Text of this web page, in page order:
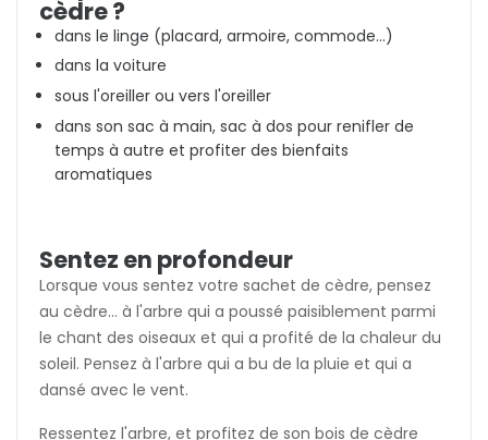
cèdre ?
dans le linge (placard, armoire, commode...)
dans la voiture
sous l'oreiller ou vers l'oreiller
dans son sac à main, sac à dos pour renifler de
temps à autre et profiter des bienfaits
aromatiques
Sentez en profondeur
Lorsque vous sentez votre sachet de cèdre, pensez
au cèdre... à l'arbre qui a poussé paisiblement parmi
le chant des oiseaux et qui a profité de la chaleur du
soleil. Pensez à l'arbre qui a bu de la pluie et qui a
dansé avec le vent.
Ressentez l'arbre, et profitez de son bois de cèdre